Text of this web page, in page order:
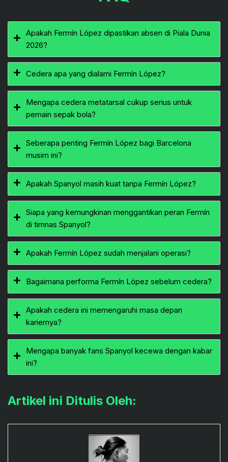
Apakah Fermín López dipastikan absen di Piala Dunia
2026?
Cedera apa yang dialami Fermín López?
Mengapa cedera metatarsal cukup serius untuk
pemain sepak bola?
Seberapa penting Fermín López bagi Barcelona
musim ini?
Apakah Spanyol masih kuat tanpa Fermín López?
Siapa yang kemungkinan menggantikan peran Fermín
di timnas Spanyol?
Apakah Fermín López sudah menjalani operasi?
Bagaimana performa Fermín López sebelum cedera?
Apakah cedera ini memengaruhi masa depan
kariernya?
Mengapa banyak fans Spanyol kecewa dengan kabar
ini?
Artikel ini Ditulis Oleh: